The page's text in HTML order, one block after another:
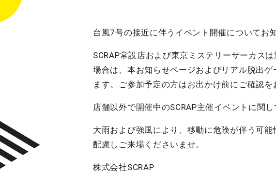
台風7号の接近に伴うイベント開催についてお
SCRAP常設店および東京ミステリーサーカス
場合は、本お知らせページおよびリアル脱出ゲ
ます。ご参加予定の方はお出かけ前にご確認を
店舗以外で開催中のSCRAP主催イベントに関
大雨および強風により、移動に危険が伴う可
配慮しご来場くださいませ。
株式会社SCRAP